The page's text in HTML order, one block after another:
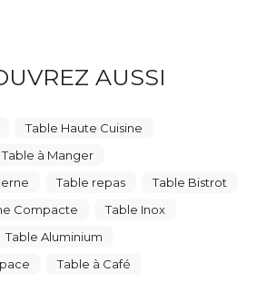
AUSSI
Table Haute Cuisine
Table à Manger
Table repas
Table Bistrot
Compacte
Table Inox
Table Aluminium
Table à Café